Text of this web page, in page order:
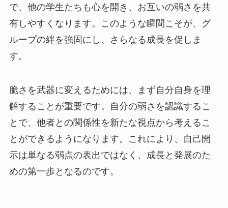
で、他の学生たちも心を開き、お互いの弱さを共
有しやすくなります。このような瞬間こそが、グ
ループの絆を強固にし、さらなる成長を促しま
す。
脆さを武器に変えるためには、まず自分自身を理
解することが重要です。自分の弱さを認識するこ
とで、他者との関係性を新たな視点から考えるこ
とができるようになります。これにより、自己開
示は単なる弱点の表出ではなく、成長と発展のた
めの第一歩となるのです。